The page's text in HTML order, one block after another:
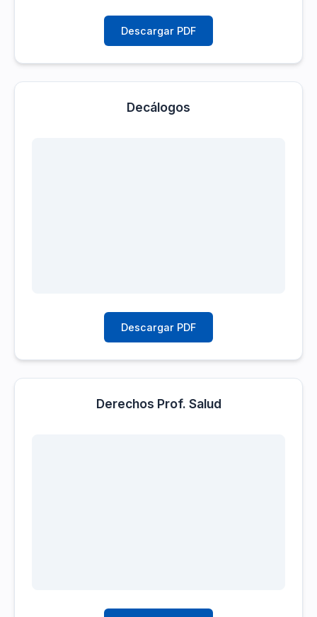
Descargar PDF
Decálogos
Descargar PDF
Derechos Prof. Salud